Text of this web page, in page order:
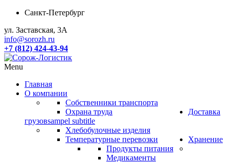
Санкт-Петербург
ул. Заставская, 3А
info@sorozh.ru
+7 (812) 424-43-94
Menu
Главная
О компании
Собственники транспорта
Охрана труда
Доставка
грузовsampel subtitle
Хлебобулочные изделия
Температурные перевозки
Продукты питания
Медикаменты
Хранение